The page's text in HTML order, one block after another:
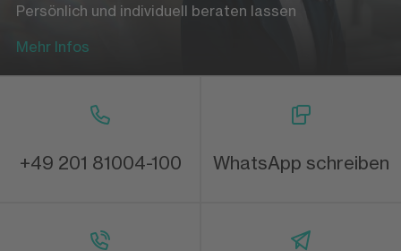
Persönlich und individuell beraten lassen
Mehr Infos
+49 201 81004-100 WhatsApp schreiben